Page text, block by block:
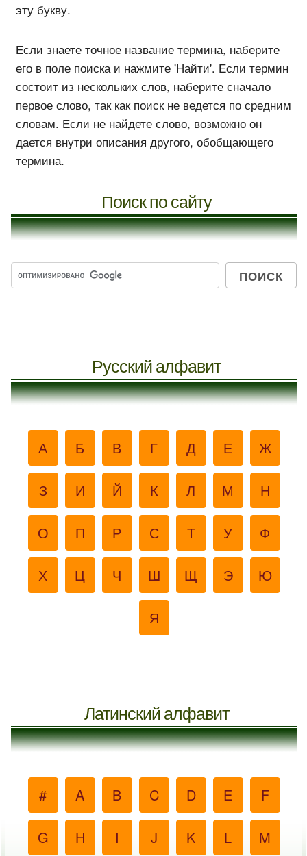
эту букву.
Если знаете точное название термина, наберите
его в поле поиска и нажмите 'Найти'. Если термин
состоит из нескольких слов, наберите сначало
первое слово, так как поиск не ведется по средним
словам. Если не найдете слово, возможно он
дается внутри описания другого, обобщающего
термина.
Поиск по сайту
Русский алфавит
А Б В Г Д Е Ж
З И Й К Л М Н
О П Р С Т У Ф
Х Ц Ч Ш Щ Э Ю
Я
Латинский алфавит
# A B C D E F
G H I J K L M